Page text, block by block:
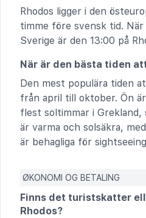
Rhodos ligger i den
timme före svensk tid. När
Sverige är den 13:00 på
När är den bästa tiden
Den mest populära tiden
från april till oktober. Ön
flest soltimmar i Grekland,
är varma och solsäkra,
är behagliga för
ØKONOMI OG BETALING
Finns det turistskatter
Rhodos?